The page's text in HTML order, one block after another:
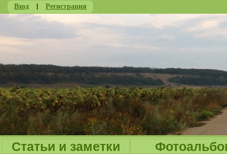
Вход | Регистрация
Статьи и заметки